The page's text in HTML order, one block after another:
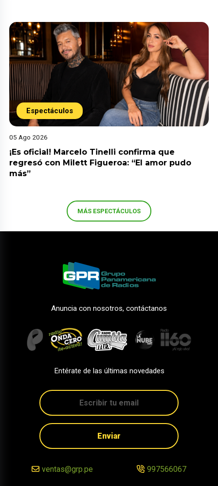
Espectáculos
05 Ago 2026
¡Es oficial! Marcelo Tinelli confirma que
regresó con Milett Figueroa: “El amor pudo
más”
MÁS ESPECTÁCULOS
Anuncia con nosotros, contáctanos
Entérate de las últimas novedades
Enviar
ventas@grp.pe 997566067